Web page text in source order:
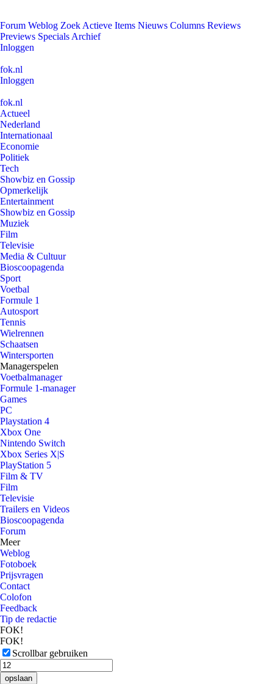
Forum Weblog Zoek Actieve Items Nieuws Columns Reviews
Previews Specials Archief
Inloggen
fok.nl
Inloggen
fok.nl
Actueel
Nederland
Internationaal
Economie
Politiek
Tech
Showbiz en Gossip
Opmerkelijk
Entertainment
Showbiz en Gossip
Muziek
Film
Televisie
Media & Cultuur
Bioscoopagenda
Sport
Voetbal
Formule 1
Autosport
Tennis
Wielrennen
Schaatsen
Wintersporten
Managerspelen
Voetbalmanager
Formule 1-manager
Games
PC
Playstation 4
Xbox One
Nintendo Switch
Xbox Series X|S
PlayStation 5
Film & TV
Film
Televisie
Trailers en Videos
Bioscoopagenda
Forum
Meer
Weblog
Fotoboek
Prijsvragen
Contact
Colofon
Feedback
Tip de redactie
FOK!
FOK!
Scrollbar gebruiken
opslaan